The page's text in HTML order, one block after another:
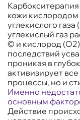
кожи
углекислого
углекислый газ
© и кислород
последствий
проникая в
активизирует
процессы, но и
Именно
основным
Действие